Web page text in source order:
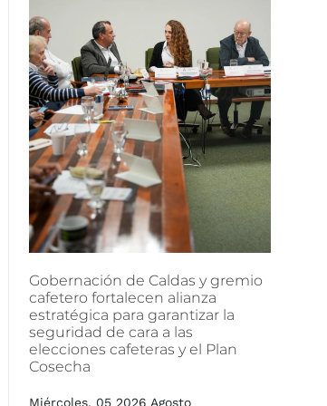
Gobernación de Caldas y gremio
cafetero fortalecen alianza
estratégica para garantizar la
seguridad de cara a las
elecciones cafeteras y el Plan
Cosecha
Miércoles, 05 2026 Agosto